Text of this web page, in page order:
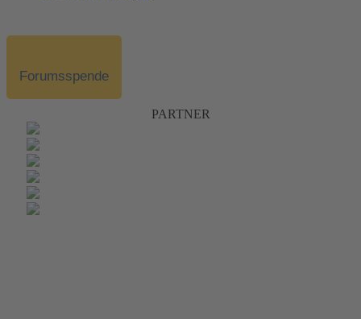
Forumsspende
PARTNER